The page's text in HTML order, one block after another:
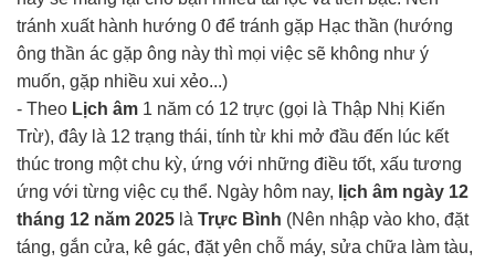
tránh xuất hành hướng 0 để tránh gặp Hạc thần (hướng
ông thần ác gặp ông này thì mọi việc sẽ không như ý
muốn, gặp nhiều xui xẻo...)
- Theo Lịch âm 1 năm có 12 trực (gọi là Thập Nhị Kiến
Trừ), đây là 12 trạng thái, tính từ khi mở đầu đến lúc kết
thúc trong một chu kỳ, ứng với những điều tốt, xấu tương
ứng với từng việc cụ thể. Ngày hôm nay, lịch âm ngày 12
tháng 12 năm 2025 là Trực Bình (Nên nhập vào kho, đặt
táng, gắn cửa, kê gác, đặt yên chỗ máy, sửa chữa làm tàu,